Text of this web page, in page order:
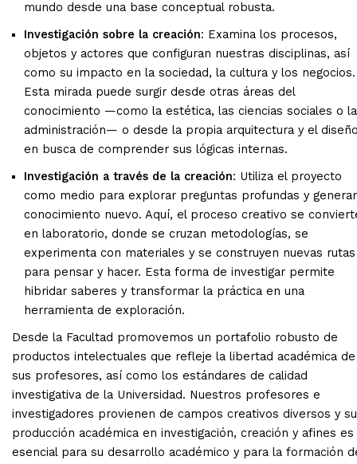
mundo desde una base conceptual robusta.
Investigación sobre la creación: Examina los procesos,
objetos y actores que configuran nuestras disciplinas, así
como su impacto en la sociedad, la cultura y los negocios.
Esta mirada puede surgir desde otras áreas del
conocimiento —como la estética, las ciencias sociales o la
administración— o desde la propia arquitectura y el
en busca de comprender sus lógicas internas.
Investigación a través de la creación: Utiliza el proyecto
como medio para explorar preguntas profundas y generar
conocimiento nuevo. Aquí, el proceso creativo se
en laboratorio, donde se cruzan metodologías, se
experimenta con materiales y se construyen nuevas rutas
para pensar y hacer. Esta forma de investigar permite
hibridar saberes y transformar la práctica en una
herramienta de exploración.
Desde la Facultad promovemos un portafolio robusto de
productos intelectuales que refleje la libertad académica de
sus profesores, así como los estándares de calidad
investigativa de la Universidad. Nuestros profesores e
investigadores provienen de campos creativos diversos y su
producción académica en investigación, creación y afines es
esencial para su desarrollo académico y para la formación